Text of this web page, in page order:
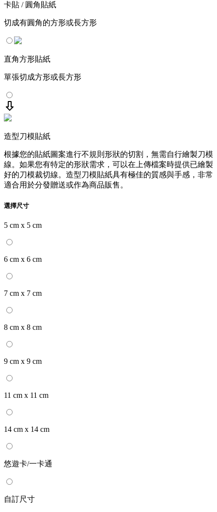
卡貼 / 圓角貼紙
切成有圓角的方形或長方形
直角方形貼紙
單張切成方形或長方形
造型刀模貼紙
根據您的貼紙圖案進行不規則形狀的切割，無需自行繪製刀模
線。如果您有特定的形狀需求，可以在上傳檔案時提供已繪製
好的刀模裁切線。造型刀模貼紙具有極佳的質感與手感，非常
適合用於分發贈送或作為商品販售。
選擇尺寸
5 cm x 5 cm
6 cm x 6 cm
7 cm x 7 cm
8 cm x 8 cm
9 cm x 9 cm
11 cm x 11 cm
14 cm x 14 cm
悠遊卡/一卡通
自訂尺寸